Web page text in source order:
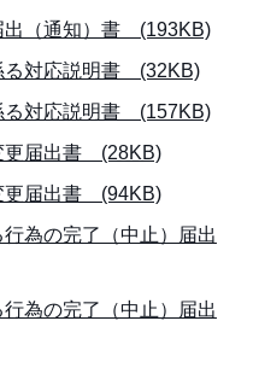
出（通知）書 (193KB)
る対応説明書 (32KB)
る対応説明書 (157KB)
更届出書 (28KB)
更届出書 (94KB)
為の完了（中止）届出
為の完了（中止）届出